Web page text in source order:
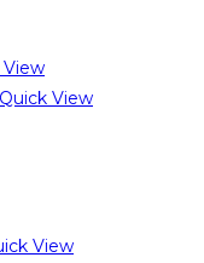
View
Quick View
View